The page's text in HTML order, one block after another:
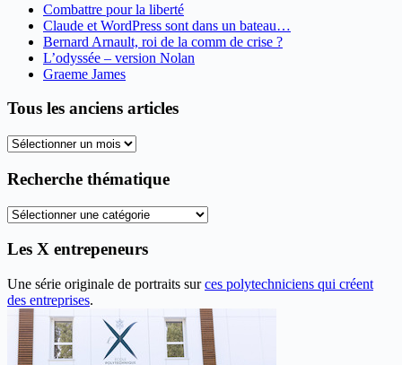
Combattre pour la liberté
Claude et WordPress sont dans un bateau…
Bernard Arnault, roi de la comm de crise ?
L’odyssée – version Nolan
Graeme James
Tous les anciens articles
Tous
anciens
Recherche thématique
Recherche
Les X entrepeneurs
Une série originale de portraits surces polytechniciens qui créent
des entreprises.